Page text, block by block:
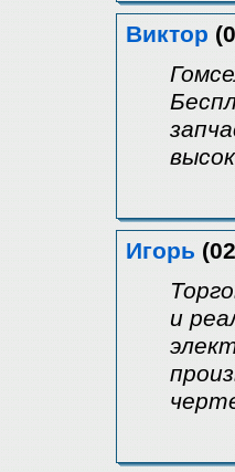
Виктор
Игорь
и